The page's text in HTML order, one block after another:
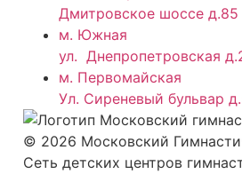
Дмитровское шоссе д.85
м. Южная
ул. Днепропетровская
м. Первомайская
Ул. Сиреневый бульвар
© 2026 Московский
Сеть детских центров